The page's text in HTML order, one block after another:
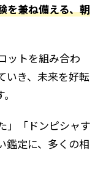
を兼ね備える、朝
ットを組み合わ
いき、未来を好転
」「ドンピシャす
鑑定に、多くの相